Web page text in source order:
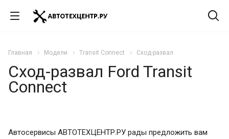
Главная Модели Transit Connect Сход-развал
Сход-развал Ford Transit
Connect
Автосервисы АВТОТЕХЦЕНТР.РУ рады предложить вам